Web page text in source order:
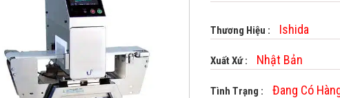
Thương Hiệu : Ishida
Xuất Xứ : Nhật Bản
Tình Trạng : Đang Có